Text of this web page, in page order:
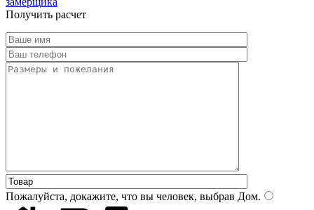
Получить расчет
Пожалуйста, докажите, что вы человек, выбрав Дом.